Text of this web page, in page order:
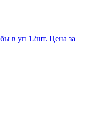
в уп 12шт. Цена за